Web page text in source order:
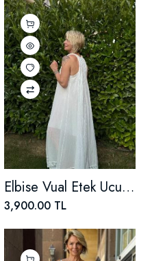
Elbise Vual Etek Ucu Dantel
3,900.00 TL